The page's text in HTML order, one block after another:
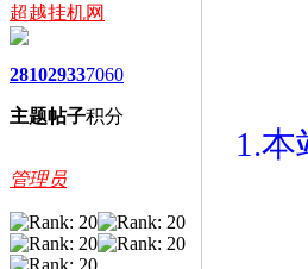
超越挂机网
2810
主题
2933
帖子
7060
积分
管理员
1.